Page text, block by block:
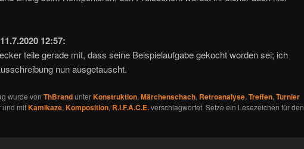
12:57:
teile gerade mit, dass seine Beispielaufgabe gekocht worden sei; ich
nun ausgetauscht.
wurde von ThBrandunterKonstruktion, Märchenschach, Retroanalyse, Treffen, Turnier
und mitKamikaze, Komposition, R.I.F.A.C.E.verschlagwortet. Setze ein Lesezeichen für den